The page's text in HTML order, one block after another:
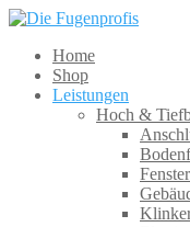
Home
Shop
Leistungen
Hoch &